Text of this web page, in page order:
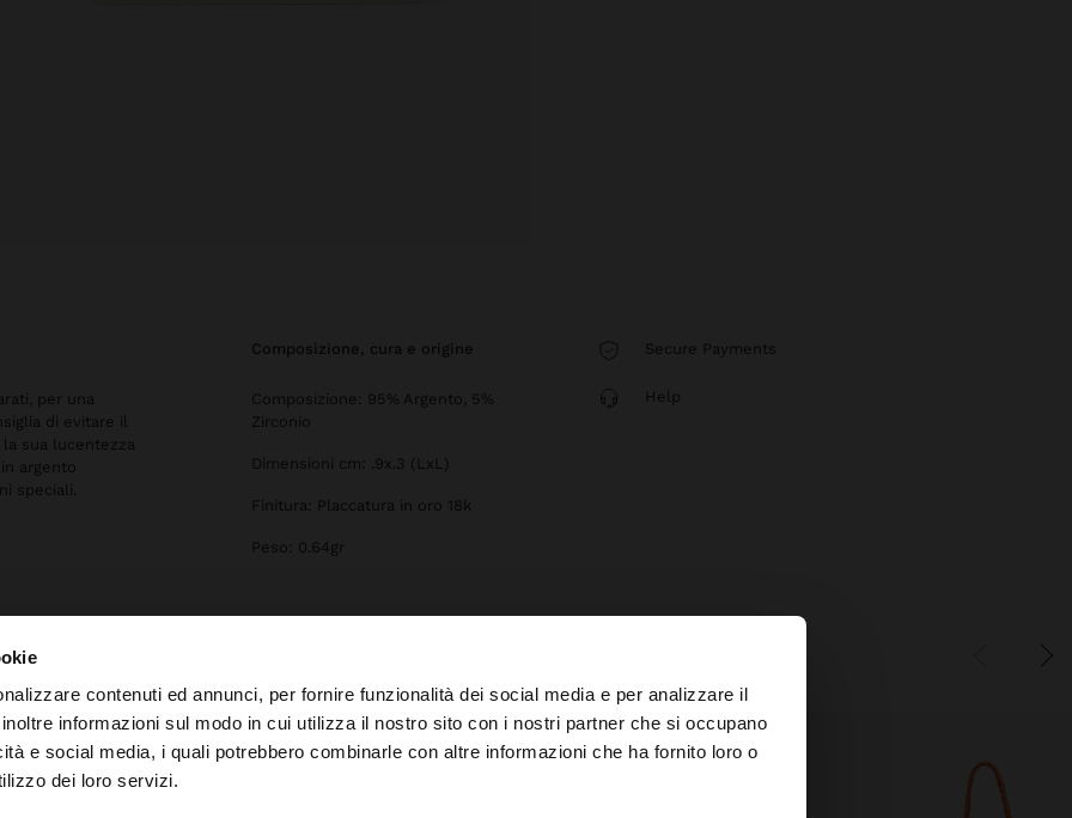
contenuti ed annunci, per fornire funzionalità dei social media e per analizzare il
informazioni sul modo in cui utilizza il nostro sito con i nostri partner che si occupano
e social media, i quali potrebbero combinarle con altre informazioni che ha fornito loro o
dei loro servizi.
×
da Svizzera. Vuoi navigare sul nostro sito United States?
per una
di evitare il
sua lucentezza
argento
speciali.
composizione, cura e origine
Composizione: 95% Argento, 5%
Zirconio
Dimensioni cm: .9x.3 (LxL)
Finitura: Placcatura in oro 18k
Peso: 0.64gr
Secure Payments
Help